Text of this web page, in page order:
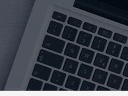
合作